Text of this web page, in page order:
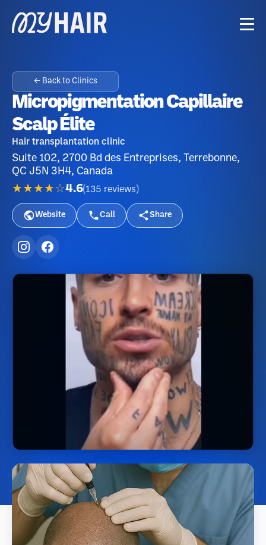
← Back to Clinics
Micropigmentation Capillaire
Scalp Élite
Hair transplantation clinic
Suite 102, 2700 Bd des Entreprises, Terrebonne,
QC J5N 3H4, Canada
★★★★☆4.6(135 reviews )
Website Call Share